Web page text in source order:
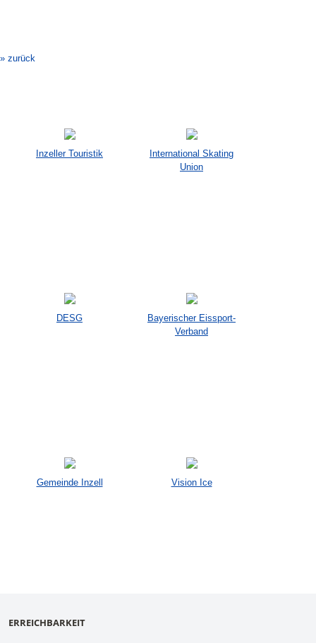
» zurück
Inzeller Touristik
International Skating
Union
DESG
Bayerischer Eissport-
Verband
Gemeinde Inzell Vision Ice
ERREICHBARKEIT